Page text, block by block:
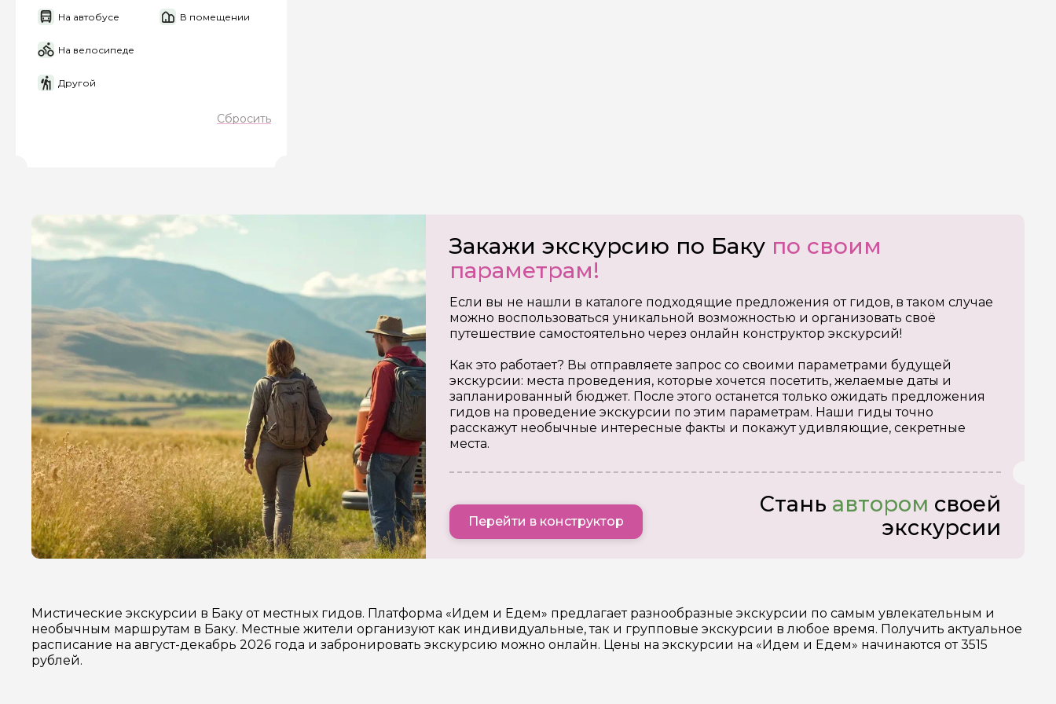
На автобусе В помещении
На велосипеде
Другой
Сбросить
Закажи экскурсию по Баку по своим
параметрам!
Если вы не нашли в каталоге подходящие предложения от гидов, в таком случае
можно воспользоваться уникальной возможностью и организовать своё
путешествие самостоятельно через онлайн конструктор экскурсий!
Как это работает? Вы отправляете запрос со своими параметрами будущей
экскурсии: места проведения, которые хочется посетить, желаемые даты и
запланированный бюджет. После этого останется только ожидать предложения
гидов на проведение экскурсии по этим параметрам. Наши гиды точно
расскажут необычные интересные факты и покажут удивляющие, секретные
места.
Перейти в конструктор
Стань автором своей
экскурсии
Мистические экскурсии в Баку от местных гидов. Платформа «Идем и Едем» предлагает разнообразные экскурсии по самым увлекательным и
необычным маршрутам в Баку. Местные жители организуют как индивидуальные, так и групповые экскурсии в любое время. Получить актуальное
расписание на август-декабрь 2026 года и забронировать экскурсию можно онлайн. Цены на экскурсии на «Идем и Едем» начинаются от 3515
рублей.